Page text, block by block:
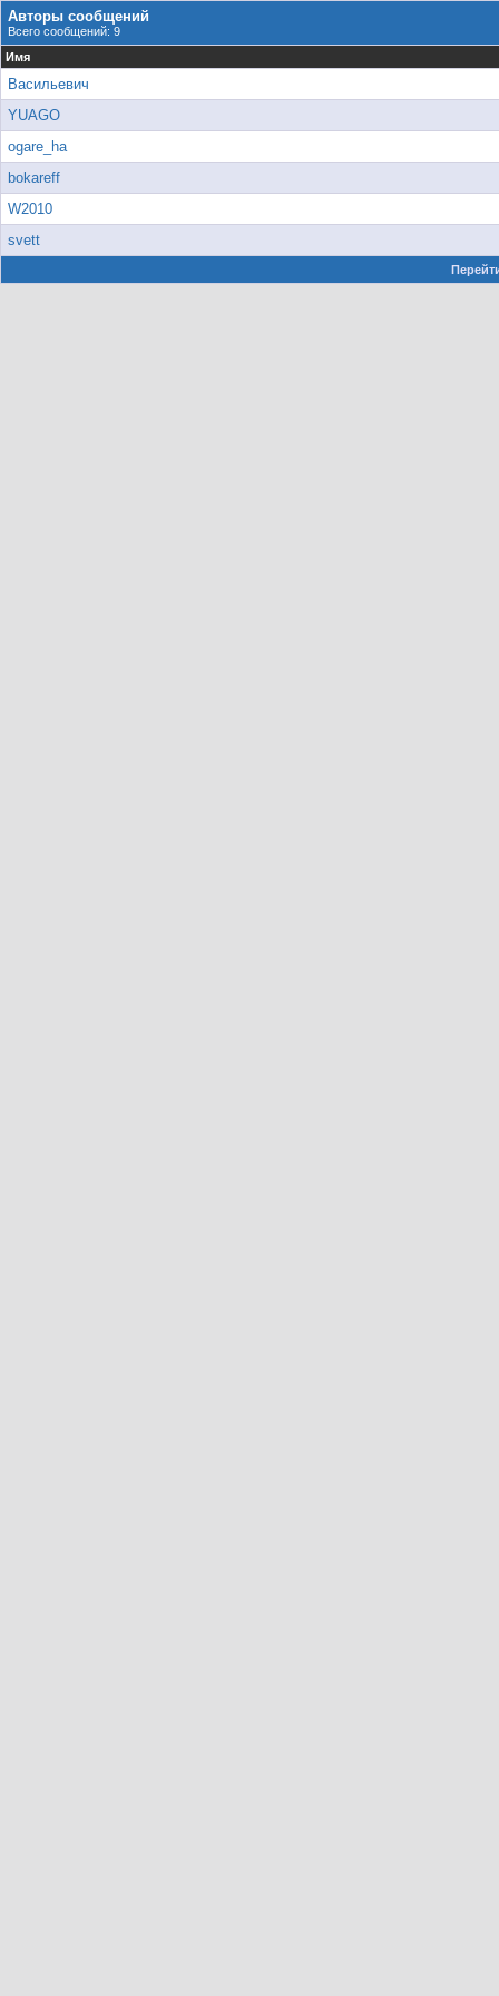
Авторы сообщений
Всего сообщений: 9
Имя
Васильевич
YUAGO
ogare_ha
bokareff
W2010
svett